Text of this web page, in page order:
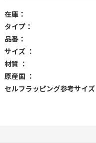
在庫：
タイプ：
品番：
サイズ ：
材質 ：
原産国 ：
セルフラッピング参考サイズ